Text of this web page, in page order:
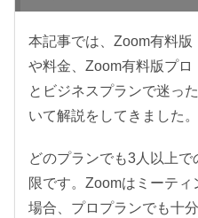
本記事では、Zoom有料
や料金、Zoom有料版プ
とビジネスプランで迷っ
いて解説をしてきました。
どのプランでも3人以上で
限です。Zoomはミーテ
場合、プロプランでも十